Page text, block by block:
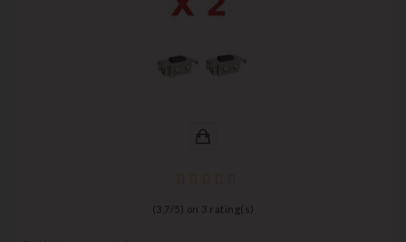
( 3,7 / 5) on 3 rating(s)